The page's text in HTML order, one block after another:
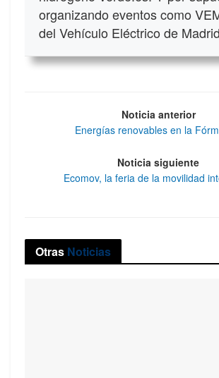
organizando eventos como
del Vehículo Eléctrico de
Noticia anterior
Energías renovables en la
Noticia siguiente
Ecomov, la feria de la movilidad
Otras Noticias